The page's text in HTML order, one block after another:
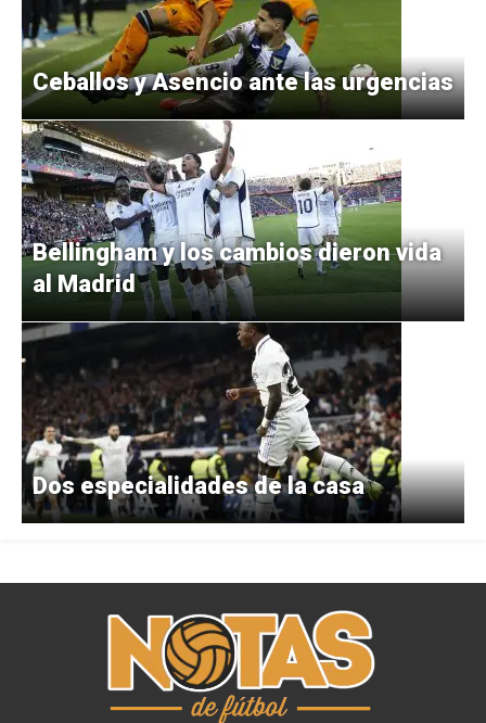
Ceballos y Asencio ante las urgencias
Bellingham y los cambios dieron vida
al Madrid
Dos especialidades de la casa